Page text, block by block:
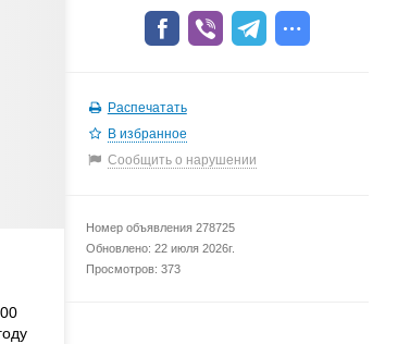
Распечатать
В избранное
Сообщить о нарушении
Номер объявления 278725
Обновлено: 22 июля 2026г.
Просмотров: 373